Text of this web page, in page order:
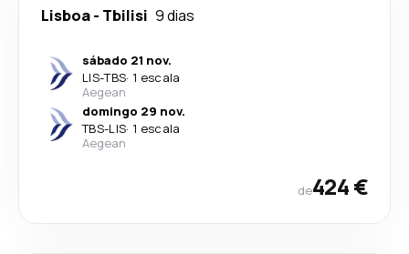
Lisboa- Tbilisi 9 dias
sábado 21 nov.
LIS-TBS· 1 escala
Aegean
domingo 29 nov.
TBS-LIS· 1 escala
Aegean
de424 €